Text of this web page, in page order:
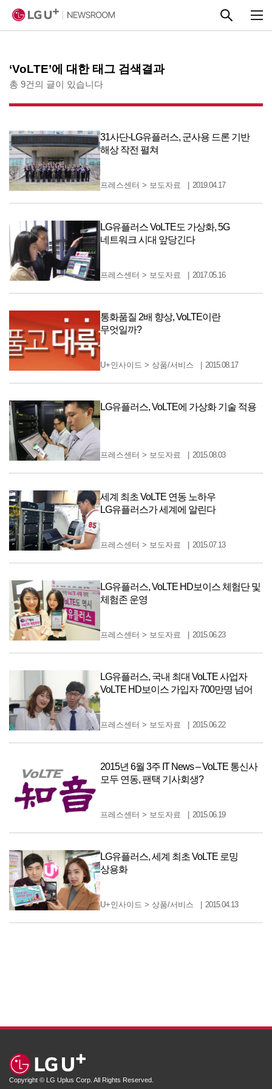
‘VoLTE’에 대한 태그 검색결과
총 9건의 글이 있습니다
31사단-LG유플러스, 군사용 드론 기반
해상 작전 펼쳐
프레스센터 > 보도자료 2019.04.17
LG유플러스 VoLTE도 가상화, 5G
네트워크 시대 앞당긴다
프레스센터 > 보도자료 2017.05.16
통화품질 2배 향상, VoLTE이란
무엇일까?
U+인사이드 >상품/서비스 2015.08.17
LG유플러스, VoLTE에 가상화 기술 적용
프레스센터 > 보도자료 2015.08.03
세계 최초 VoLTE 연동 노하우
LG유플러스가 세계에 알린다
프레스센터 > 보도자료 2015.07.13
LG유플러스, VoLTE HD보이스 체험단 및
체험존 운영
프레스센터 > 보도자료 2015.06.23
LG유플러스, 국내 최대 VoLTE 사업자
VoLTE HD보이스 가입자 700만명 넘어
프레스센터 > 보도자료 2015.06.22
2015년 6월 3주 IT News – VoLTE 통신사
모두 연동, 팬택 기사회생?
프레스센터 > 보도자료 2015.06.19
LG유플러스, 세계 최초 VoLTE 로밍
상용화
U+인사이드 >상품/서비스 2015.04.13
Copyright © LG Uplus Corp. All Rights Reserved.